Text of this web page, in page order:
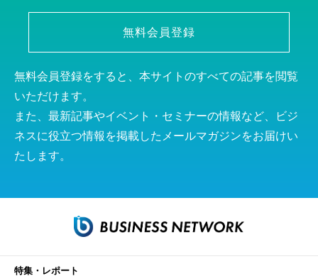
無料会員登録
無料会員登録をすると、本サイトのすべての記事を閲覧
いただけます。
また、最新記事やイベント・セミナーの情報など、ビジ
ネスに役立つ情報を掲載したメールマガジンをお届けい
たします。
特集・レポート